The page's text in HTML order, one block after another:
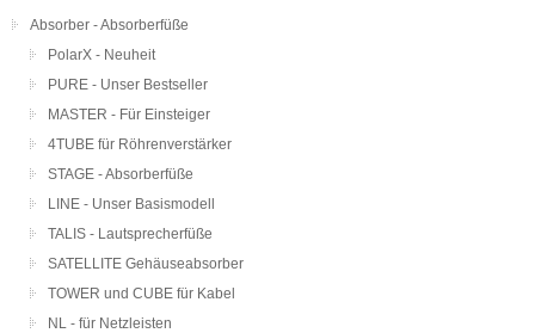
Absorber - Absorberfüße
PolarX - Neuheit
PURE - Unser Bestseller
MASTER - Für Einsteiger
4TUBE für Röhrenverstärker
STAGE - Absorberfüße
LINE - Unser Basismodell
TALIS - Lautsprecherfüße
SATELLITE Gehäuseabsorber
TOWER und CUBE für Kabel
NL - für Netzleisten